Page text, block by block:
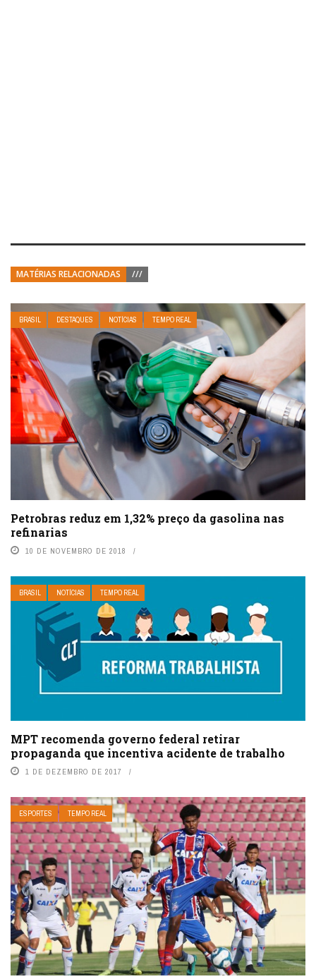
MATÉRIAS RELACIONADAS ///
BRASIL DESTAQUES NOTÍCIAS TEMPO REAL
Petrobras reduz em 1,32% preço da gasolina nas
refinarias
10 DE NOVEMBRO DE 2018
BRASIL NOTÍCIAS TEMPO REAL
MPT recomenda governo federal retirar
propaganda que incentiva acidente de trabalho
1 DE DEZEMBRO DE 2017
ESPORTES TEMPO REAL